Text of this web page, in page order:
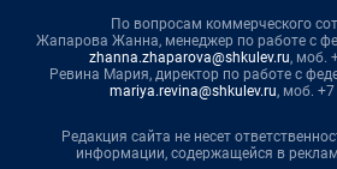
По вопросам коммерческого
Жапарова Жанна, менеджер по работе с
zhanna.zhaparova@shkulev.ru, моб.
Ревина Мария, директор по работе с
mariya.revina@shkulev.ru, моб.
Редакция сайта не несет
информации, содержащейся в